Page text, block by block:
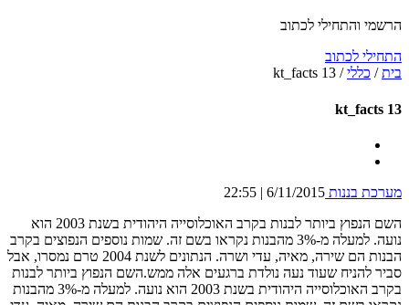
הרשמי והתחילי לכתוב
התחילי לכתוב
בית/ כללי/
kt_facts 13
kt_facts 13
מערכת בננות 6/11/2015 | 22:55
השם הנפוץ ביותר לבנות בקרב האוכלוסייה היהודית בשנת 2003 הוא
נועה. למעלה מ-3% מהבנות נקראו בשם זה. שמות נוספים הנפוצים בקרב
הבנות הם שירה, מאיה, עדי ושרה. הנתונים לשנת 2004 טרם נמסרו, אבל
סביר להניח שעוד נעה נולדת ברגעים אלה ממש.השם הנפוץ ביותר לבנות
בקרב האוכלוסייה היהודית בשנת 2003 הוא נועה. למעלה מ-3% מהבנות